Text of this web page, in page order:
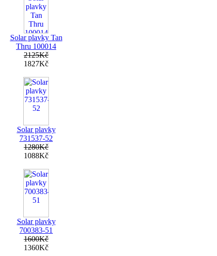
Solar plavky Tan
Thru 100014
2125Kč
1827Kč
Solar plavky
731537-52
1280Kč
1088Kč
Solar plavky
700383-51
1600Kč
1360Kč